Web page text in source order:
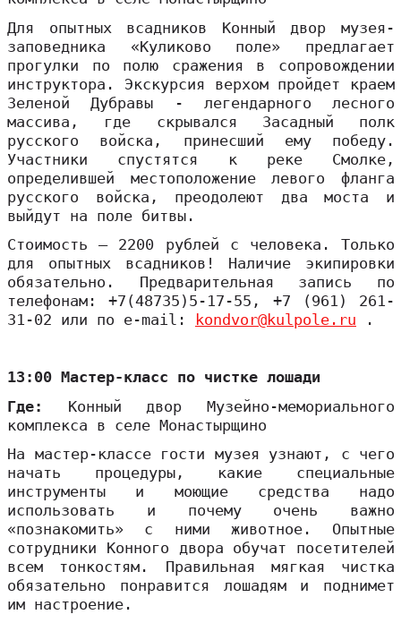
Для опытных всадников Конный двор музея-
заповедника «Куликово поле» предлагает
прогулки по полю сражения в сопровождении
инструктора. Экскурсия верхом пройдет краем
Зеленой Дубравы - легендарного лесного
массива, где скрывался Засадный полк
русского войска, принесший ему победу.
Участники спустятся к реке Смолке,
определившей местоположение левого фланга
русского войска, преодолеют два моста и
выйдут на поле битвы.
Стоимость – 2200 рублей с человека. Только
для опытных всадников! Наличие экипировки
обязательно. Предварительная запись по
телефонам: +7(48735)5-17-55, +7 (961) 261-
31-02 или по e-mail: kondvor@kulpole.ru .
13:00 Мастер-класс по чистке лошади
Где: Конный двор Музейно-мемориального
комплекса в селе Монастырщино
На мастер-классе гости музея узнают, с чего
начать процедуры, какие специальные
инструменты и моющие средства надо
использовать и почему очень важно
«познакомить» с ними животное. Опытные
сотрудники Конного двора обучат посетителей
всем тонкостям. Правильная мягкая чистка
обязательно понравится лошадям и поднимет
им настроение.